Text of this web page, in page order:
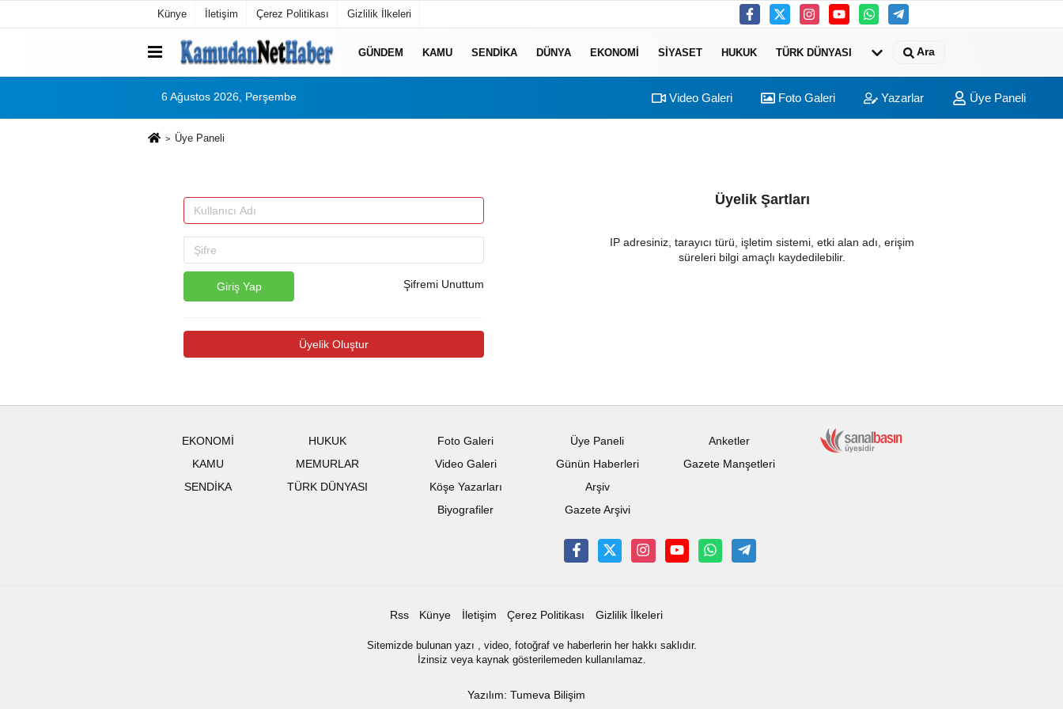
Künye İletişim Çerez Politikası Gizlilik İlkeleri
GÜNDEM KAMU SENDİKA DÜNYA EKONOMİ SİYASET HUKUK TÜRK DÜNYASI Ara
6 Ağustos 2026, Perşembe Video Galeri Foto Galeri Yazarlar Üye Paneli
Üye Paneli
Giriş Yap Şifremi Unuttum
Üyelik Oluştur
Üyelik Şartları
IP adresiniz, tarayıcı türü, işletim sistemi, etki alan adı, erişim
süreleri bilgi amaçlı kaydedilebilir.
EKONOMİ
HUKUK
KAMU
MEMURLAR
SENDİKA
TÜRK DÜNYASI
Foto Galeri
Video Galeri
Köşe Yazarları
Biyografiler
Üye Paneli
Günün Haberleri
Arşiv
Gazete Arşivi
Anketler
Gazete Manşetleri
Rss Künye İletişim Çerez Politikası Gizlilik İlkeleri
Sitemizde bulunan yazı , video, fotoğraf ve haberlerin her hakkı saklıdır.
İzinsiz veya kaynak gösterilemeden kullanılamaz.
Yazılım: Tumeva Bilişim